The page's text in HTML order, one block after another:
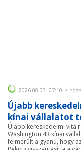
2026.08.03. 07:10 •
Újabb
kínai vállalatot
Újabb kereskedelmi vita
Washington 43 kínai
felmerült a gyanú, hogy